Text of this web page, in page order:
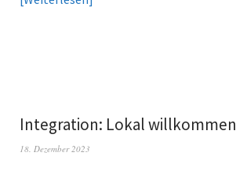
Integration: Lokal willkommen
18. Dezember 2023